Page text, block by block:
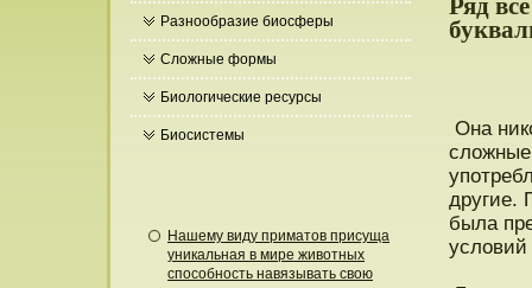
Разнообразие биосферы
Сложные формы
Биологические ресурсы
Биосистемы
Нашему виду приматов присуща
уникальная в мире животных
способность навязывать свою
Она
другие.
была